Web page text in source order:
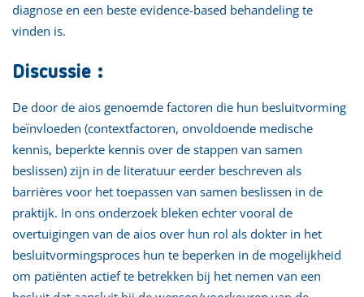
diagnose en een beste evidence-based behandeling te
vinden is.
Discussie :
De door de aios genoemde factoren die hun besluitvorming
beïnvloeden (contextfactoren, onvoldoende medische
kennis, beperkte kennis over de stappen van samen
beslissen) zijn in de literatuur eerder beschreven als
barrières voor het toepassen van samen beslissen in de
praktijk. In ons onderzoek bleken echter vooral de
overtuigingen van de aios over hun rol als dokter in het
besluitvormingsproces hun te beperken in de mogelijkheid
om patiënten actief te betrekken bij het nemen van een